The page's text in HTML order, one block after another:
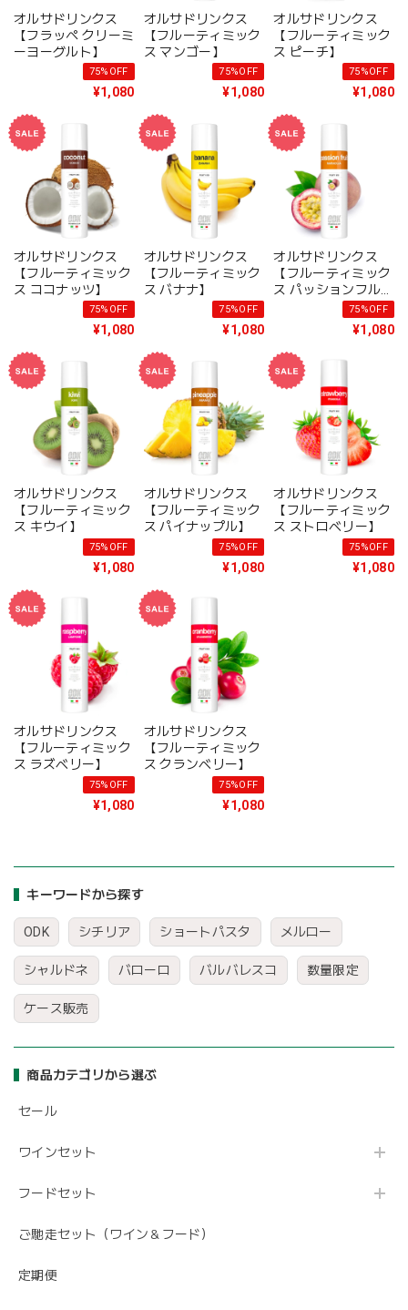
キーワードから探す
ODK シチリア ショートパスタ メルロー
シャルドネ バローロ バルバレスコ 数量限定
ケース販売
商品カテゴリから選ぶ
セール
ワインセット
フードセット
ご馳走セット（ワイン＆フード）
定期便
オルサドリンクス
【フラッペ クリーミ
ーヨーグルト】
75%OFF
¥1,080
オルサドリンクス
【フルーティミック
ス マンゴー】
75%OFF
¥1,080
オルサドリンクス
【フルーティミック
ス ピーチ】
75%OFF
¥1,080
オルサドリンクス
【フルーティミック
ス ココナッツ】
75%OFF
¥1,080
オルサドリンクス
【フルーティミック
ス バナナ】
75%OFF
¥1,080
オルサドリンクス
【フルーティミック
ス パッションフルー
75%OFF
¥1,080
オルサドリンクス
【フルーティミック
ス キウイ】
75%OFF
¥1,080
オルサドリンクス
【フルーティミック
ス パイナップル】
75%OFF
¥1,080
オルサドリンクス
【フルーティミック
ス ストロベリー】
75%OFF
¥1,080
オルサドリンクス
【フルーティミック
ス ラズベリー】
75%OFF
¥1,080
オルサドリンクス
【フルーティミック
ス クランベリー】
75%OFF
¥1,080